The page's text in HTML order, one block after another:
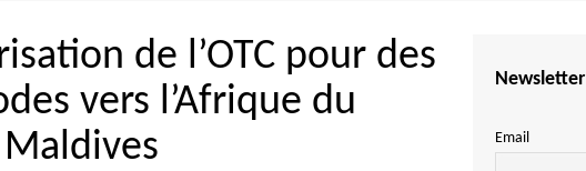
de l’OTC pour des
vers l’Afrique du
Newsletter
Email